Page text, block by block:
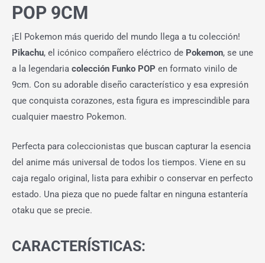
POP 9CM
¡El Pokemon más querido del mundo llega a tu colección!
Pikachu, el icónico compañero eléctrico de Pokemon, se une
a la legendaria colección Funko POP en formato vinilo de
9cm. Con su adorable diseño característico y esa expresión
que conquista corazones, esta figura es imprescindible para
cualquier maestro Pokemon.
Perfecta para coleccionistas que buscan capturar la esencia
del anime más universal de todos los tiempos. Viene en su
caja regalo original, lista para exhibir o conservar en perfecto
estado. Una pieza que no puede faltar en ninguna estantería
otaku que se precie.
CARACTERÍSTICAS: